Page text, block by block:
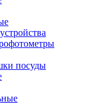
посуды